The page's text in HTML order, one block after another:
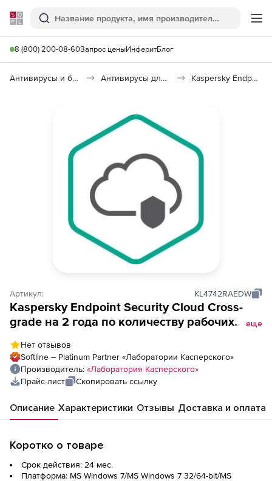
Softline
Поиск
8 (800) 200-08-60Запрос ценыИнферитБлог
Антивирусы и безопасность Антивирусы для организаций Kaspersky Endpoint Security Cloud
Артикул: KL4742RAEDW
Kaspersky Endpoint Security Cloud Cross-
grade на 2 года по количеству рабочих
еще
Нет отзывов
Softline – Platinum Partner «Лаборатории Касперского»
Производитель: «Лаборатория Касперского»
Прайс-лист
Скопировать ссылку
Описание Характеристики Отзывы Доставка и оплата
Коротко о товаре
Срок действия: 24 мес.
Платформа: MS Windows 7/MS Windows 7 32/64-bit/MS